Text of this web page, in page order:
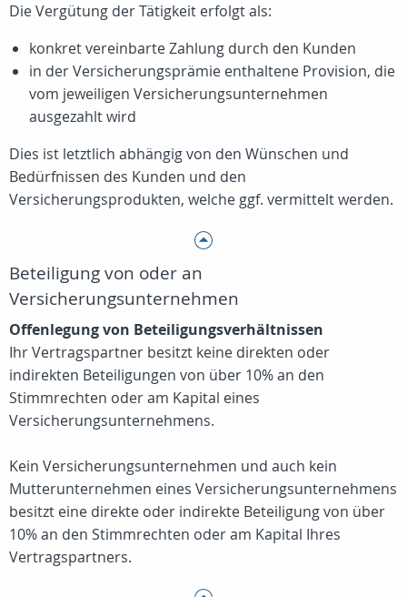
Die Vergütung der Tätigkeit erfolgt als:
konkret vereinbarte Zahlung durch den Kunden
in der Versicherungsprämie enthaltene Provision, die
vom jeweiligen Versicherungsunternehmen
ausgezahlt wird
Dies ist letztlich abhängig von den Wünschen und
Bedürfnissen des Kunden und den
Versicherungsprodukten, welche ggf. vermittelt werden.
Beteiligung von oder an
Versicherungsunternehmen
Offenlegung von Beteiligungsverhältnissen
Ihr Vertragspartner besitzt keine direkten oder
indirekten Beteiligungen von über 10% an den
Stimmrechten oder am Kapital eines
Versicherungsunternehmens.
Kein Versicherungsunternehmen und auch kein
Mutterunternehmen eines Versicherungsunternehmens
besitzt eine direkte oder indirekte Beteiligung von über
10% an den Stimmrechten oder am Kapital Ihres
Vertragspartners.